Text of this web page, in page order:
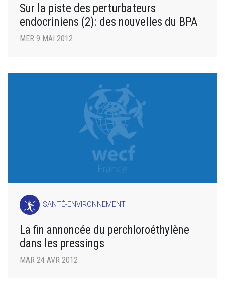
Sur la piste des perturbateurs
endocriniens (2): des nouvelles du BPA
MER 9 MAI 2012
SANTÉ-ENVIRONNEMENT
La fin annoncée du perchloroéthylène
dans les pressings
MAR 24 AVR 2012